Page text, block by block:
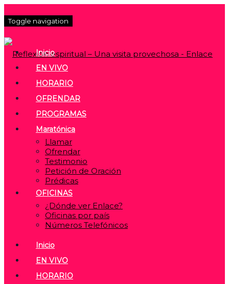
Toggle navigation
Inicio
EN VIVO
HORARIO
OFRENDAR
PROGRAMAS
Maratónica
Llamar
Ofrendar
Testimonio
Petición de Oración
Prédicas
OFICINAS
¿Dónde ver Enlace?
Oficinas por país
Números Telefónicos
Inicio
EN VIVO
HORARIO